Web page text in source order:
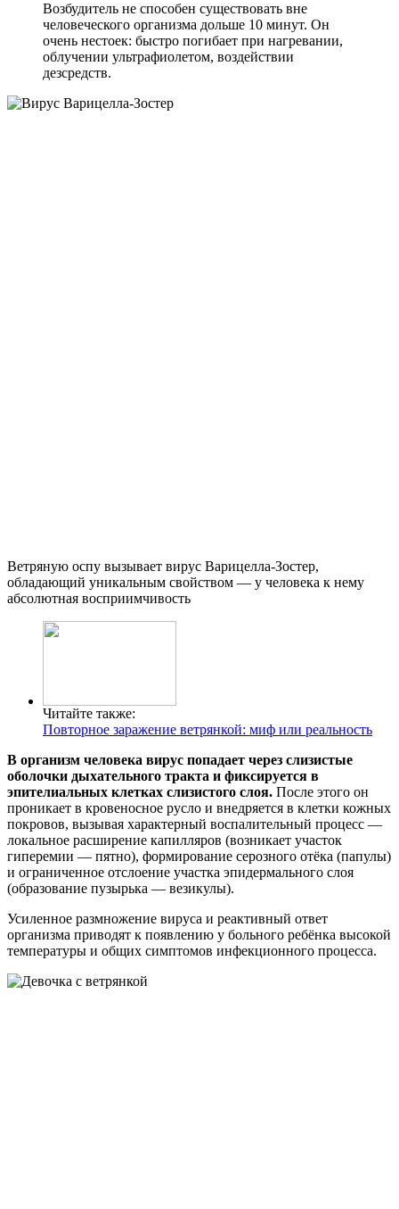
Возбудитель не способен существовать вне
человеческого организма дольше 10 минут. Он
очень нестоек: быстро погибает при нагревании,
облучении ультрафиолетом, воздействии
дезсредств.
Ветряную оспу вызывает вирус Варицелла-Зостер,
обладающий уникальным свойством — у человека к нему
абсолютная восприимчивость
Читайте также:
Повторное заражение ветрянкой: миф или реальность
В организм человека вирус попадает через слизистые
оболочки дыхательного тракта и фиксируется в
эпителиальных клетках слизистого слоя. После этого он
проникает в кровеносное русло и внедряется в клетки кожных
покровов, вызывая характерный воспалительный процесс —
локальное расширение капилляров (возникает участок
гиперемии — пятно), формирование серозного отёка (папулы)
и ограниченное отслоение участка эпидермального слоя
(образование пузырька — везикулы).
Усиленное размножение вируса и реактивный ответ
организма приводят к появлению у больного ребёнка высокой
температуры и общих симптомов инфекционного процесса.